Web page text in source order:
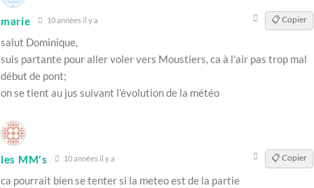
marie 10 années il y a 📋 Copier
salut Dominique,
suis partante pour aller voler vers Moustiers, ca à l’air pas trop mal
début de pont;
on se tient au jus suivant l’évolution de la météo
les MM's 10 années il y a 📋 Copier
ca pourrait bien se tenter si la meteo est de la partie